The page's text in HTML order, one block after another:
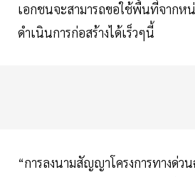
เอกชนจะสามารถขอใช้พื้นที่จากห
ดำเนินการก่อสร้างได้เร็วๆนี้
“การลงนามสัญญาโครงการทางด่ว